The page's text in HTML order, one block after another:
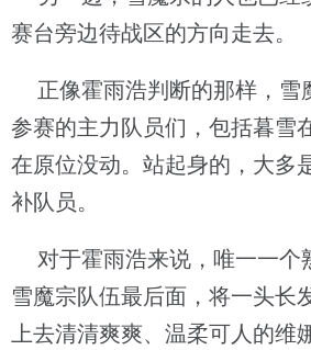
赛台旁边待战区的方向走去。
正像霍雨浩判断的那样，雪
参赛的主力队员们，包括暮雪
在原位没动。站起身的，大多
补队员。
对于霍雨浩来说，唯一一个
雪魔宗队伍最后面，将一头长
上去清清爽爽、温柔可人的维